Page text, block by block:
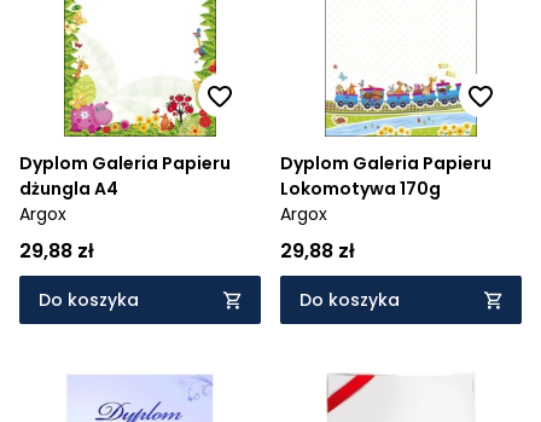
Dyplom Galeria Papieru
dżungla A4
Argox
29,88 zł
Do koszyka
Dyplom Galeria Papieru
Lokomotywa 170g
Argox
29,88 zł
Do koszyka